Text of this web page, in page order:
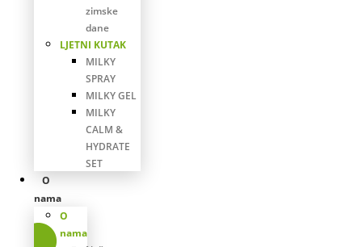
zimske
dane
LJETNI KUTAK
MILKY
SPRAY
MILKY GEL
MILKY
CALM &
HYDRATE
SET
O
nama
O
nama